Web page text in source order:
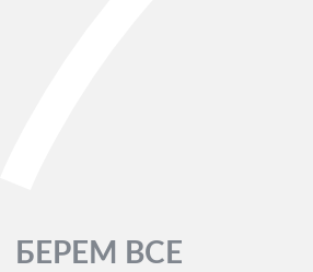
БЕРЕМ ВСЕ